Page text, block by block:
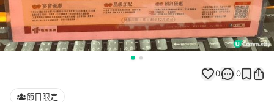
0 0
節日限定